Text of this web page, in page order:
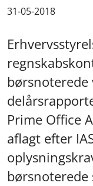
31-05-2018
Prime Office
aflagt efter
børsnoterede